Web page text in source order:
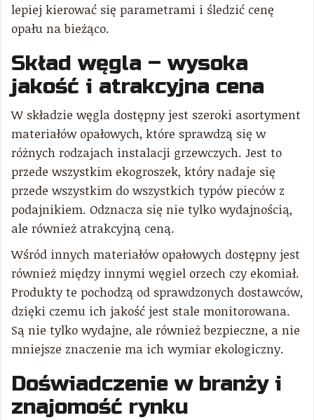
lepiej kierować się parametrami i śledzić cenę
opału na bieżąco.
Skład węgla – wysoka
jakość i atrakcyjna cena
W składzie węgla dostępny jest szeroki asortyment
materiałów opałowych, które sprawdzą się w
różnych rodzajach instalacji grzewczych. Jest to
przede wszystkim ekogroszek, który nadaje się
przede wszystkim do wszystkich typów pieców z
podajnikiem. Odznacza się nie tylko wydajnością,
ale również atrakcyjną ceną.
Wśród innych materiałów opałowych dostępny jest
również między innymi węgiel orzech czy ekomiał.
Produkty te pochodzą od sprawdzonych dostawców,
dzięki czemu ich jakość jest stale monitorowana.
Są nie tylko wydajne, ale również bezpieczne, a nie
mniejsze znaczenie ma ich wymiar ekologiczny.
Doświadczenie w branży i
znajomość rynku